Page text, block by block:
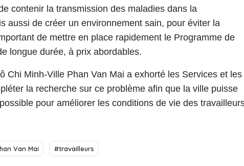
contenir la transmission des maladies dans la
aussi de créer un environnement sain, pour éviter la
de mettre en place rapidement le Programme de
longue durée, à prix abordables.
Chi Minh-Ville Phan Van Mai a exhorté les Services et les
la recherche sur ce problème afin que la ville puisse
pour améliorer les conditions de vie des
Van Mai #travailleurs